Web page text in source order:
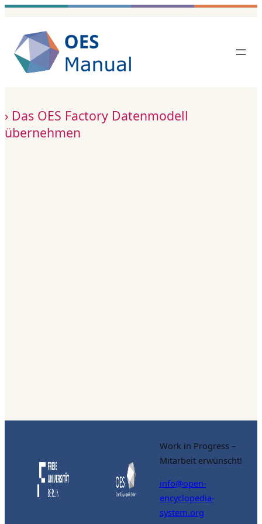
Zum
springen
Das OES Factory Datenmodell
übernehmen
Work in Progress –
Mitarbeit erwünscht!
info@open-
encyclopedia-
system.org